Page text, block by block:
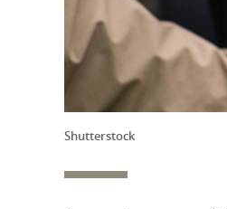
Shutterstock